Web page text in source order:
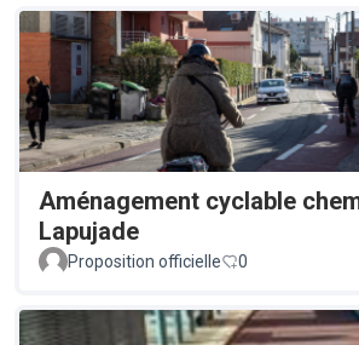
Aménagement cyclable
Lapujade
Proposition officielle 0